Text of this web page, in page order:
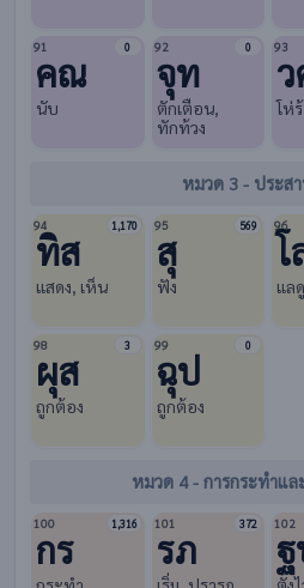
91 0
คณ
นับ
92 0
จุท
ตักเตือน,
ทักท้วง
93
โห่
หมวด 3 - ประส
94 1,170
ทิส
แสดง, เห็น
95 569
สุ
ฟัง
96
โ
แลดู
98 3
ผุส
ถูกต้อง
99 0
ฉุป
ถูกต้อง
หมวด 4 - การกระทำแล
100 1,316
กร
101 372
รภ
102